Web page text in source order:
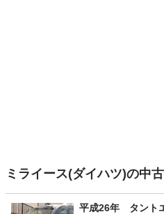
ミライース(ダイハツ)の中
平成26年 タント